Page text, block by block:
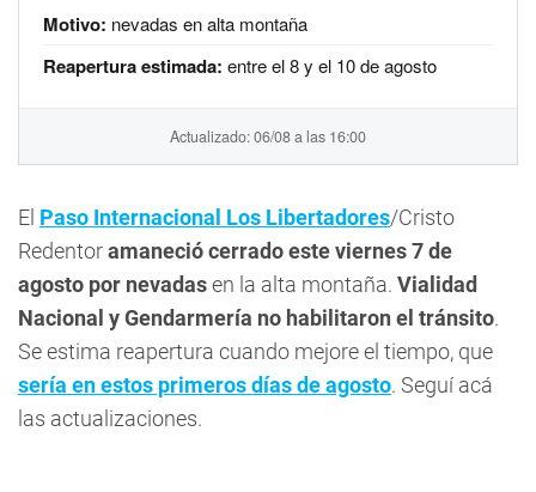
Motivo: nevadas en alta montaña
Reapertura estimada: entre el 8 y el 10 de agosto
Actualizado: 06/08 a las 16:00
El Paso Internacional Los Libertadores/Cristo
Redentoramaneció cerrado este viernes 7 de
agosto por nevadasen la alta montaña. Vialidad
Nacional y Gendarmería no habilitaron el tránsito.
Se estima reapertura cuando mejore el tiempo, que
sería en estos primeros días de agosto. Seguí acá
las actualizaciones.